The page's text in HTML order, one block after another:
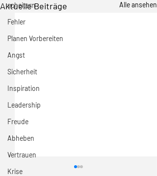
scheitern
Fehler
Planen Vorbereiten
Angst
Sicherheit
Inspiration
Leadership
Freude
Abheben
Vertrauen
Krise
Aktuelle Beiträge Alle ansehen